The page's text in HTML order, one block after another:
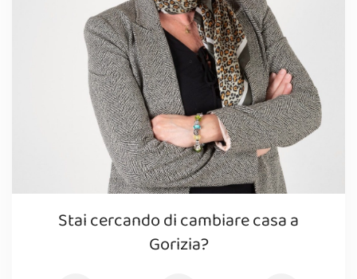
Stai cercando di cambiare casa a
Gorizia?